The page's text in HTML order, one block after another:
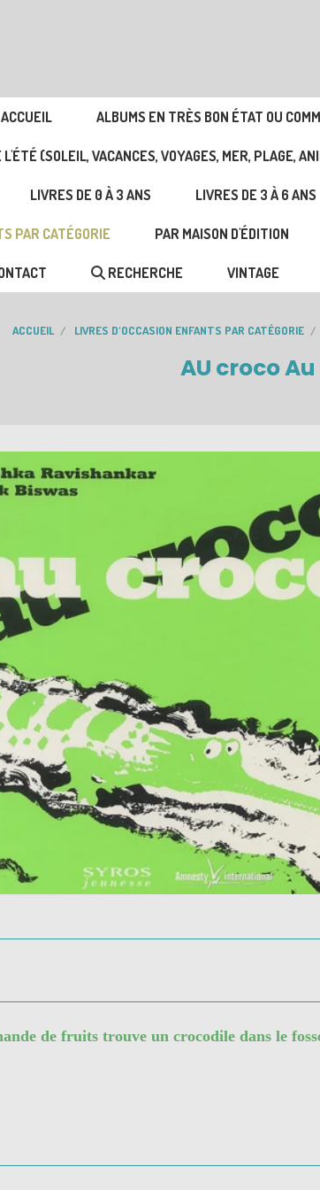
ACCUEIL ALBUMS EN TRÈS BON ÉTAT OU
(SOLEIL, VACANCES, VOYAGES, MER, PLAGE,
LIVRES DE 0 À 3 ANS LIVRES DE 3 À 6 ANS
PAR CATÉGORIE PAR MAISON D'ÉDITION
RECHERCHE VINTAGE
ACCUEIL LIVRES D'OCCASION ENFANTS PAR CATÉGORIE
AU croco
de fruits trouve un crocodile dans le